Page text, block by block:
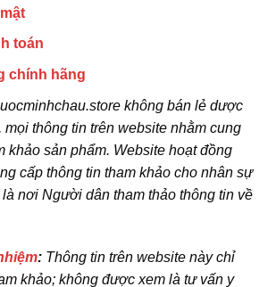
toán
chính hãng
không bán lẻ dược
mọi thông tin trên website nhằm cung
khảo sản phẩm. Website hoạt đồng
cấp thông tin tham khảo cho nhân sự
nơi Người dân tham thảo thông tin về
: Thông tin trên website này chỉ
khảo; không được xem là tư vấn y